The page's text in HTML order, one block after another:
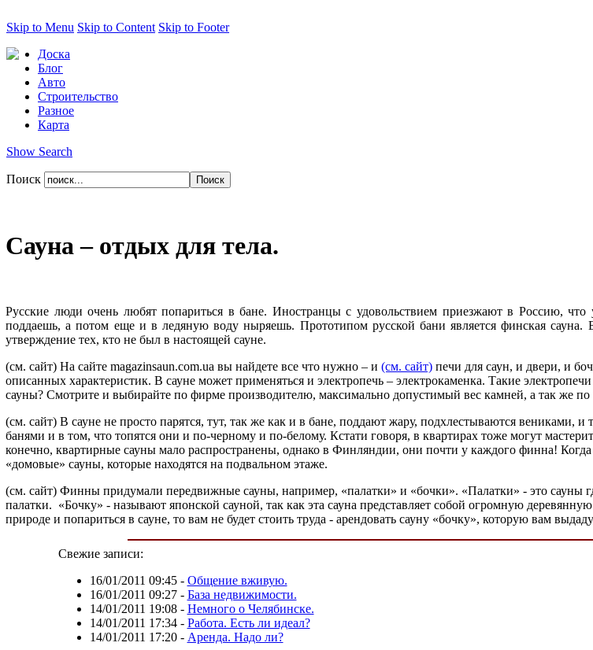
Skip to Menu Skip to Content Skip to Footer
Доска
Блог
Авто
Строительство
Разное
Карта
Show Search
Поиск
Сауна – отдых для тела.
Русские люди очень любят попариться в бане. Иностранцы с удовольствием приезжают в Россию,
поддаешь, а потом еще и в ледяную воду ныряешь. Прототипом русской бани является финская
утверждение тех, кто не был в настоящей сауне.
(см. сайт) На сайте magazinsaun.com.ua вы найдете все что нужно – и (см. сайт) печи для саун, и двери, и
описанных характеристик. В сауне может применяться и электропечь – электрокаменка. Такие
сауны? Смотрите и выбирайте по фирме производителю, максимально допустимый вес камней, а так же по
(см. сайт) В сауне не просто парятся, тут, так же как и в бане, поддают жару, подхлестываются вениками,
банями и в том, что топятся они и по-черному и по-белому. Кстати говоря, в квартирах тоже могут
конечно, квартирные сауны мало распространены, однако в Финляндии, они почти у каждого финна!
«домовые» сауны, которые находятся на подвальном этаже.
(см. сайт) Финны придумали передвижные сауны, например, «палатки» и «бочки». «Палатки» - это сауны
палатки. «Бочку» - называют японской сауной, так как эта сауна представляет собой огромную
природе и попариться в сауне, то вам не будет стоить труда - арендовать сауну «бочку», которую вам
Свежие записи:
16/01/2011 09:45- Общение вживую.
16/01/2011 09:27- База недвижимости.
14/01/2011 19:08- Немного о Челябинске.
14/01/2011 17:34- Работа. Есть ли идеал?
14/01/2011 17:20- Аренда. Надо ли?